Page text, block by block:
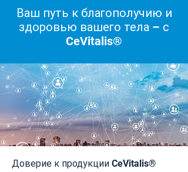
Ваш путь к благополучию и
здоровью вашего тела – с
CeVitalis®
Доверие к продукции CeVitalis®